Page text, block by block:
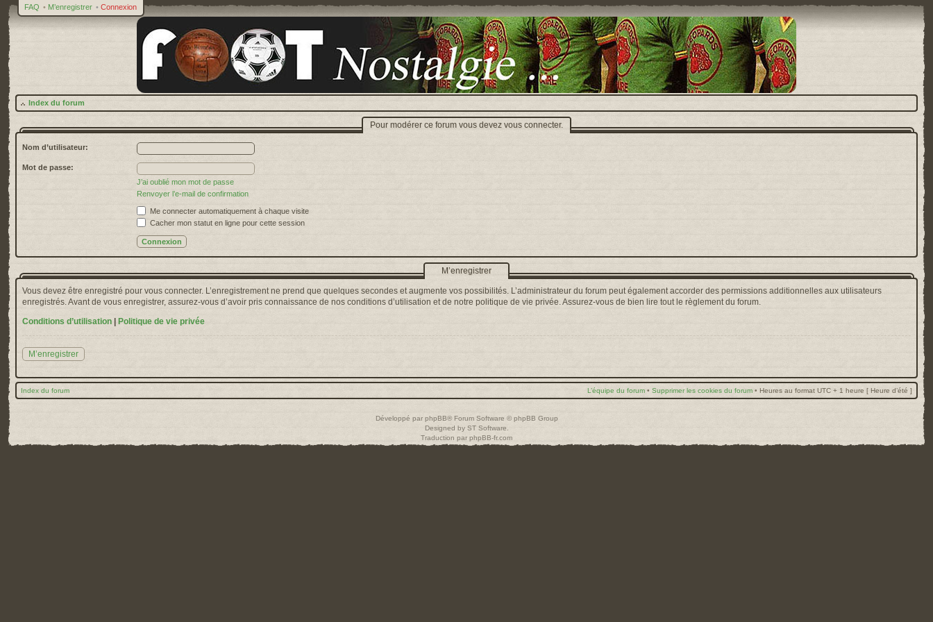
FAQ • M’enregistrer • Connexion
Index du forum
Pour modérer ce forum vous devez vous connecter.
Nom d’utilisateur:
Mot de passe:
J’ai oublié mon mot de passe
Renvoyer l’e-mail de confirmation
Me connecter automatiquement à chaque visite
Cacher mon statut en ligne pour cette session
M’enregistrer
Vous devez être enregistré pour vous connecter. L’enregistrement ne prend que quelques secondes et augmente vos possibilités. L’administrateur du forum peut également accorder des permissions additionnelles aux utilisateurs
enregistrés. Avant de vous enregistrer, assurez-vous d’avoir pris connaissance de nos conditions d’utilisation et de notre politique de vie privée. Assurez-vous de bien lire tout le règlement du forum.
Conditions d’utilisation
Politique de vie privée
M’enregistrer
Index du forum L’équipe du forum • Supprimer les cookies du forum • Heures au format UTC + 1 heure [ Heure d’été ]
Développé par phpBB® Forum Software © phpBB Group
Designed by ST Software
Traduction par phpBB-fr.com